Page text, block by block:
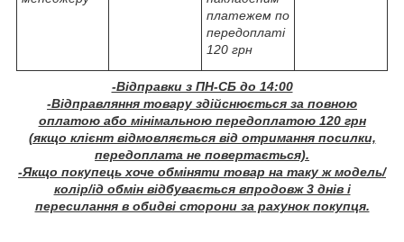
платежем по
передоплаті
120 грн
-Відправки з ПН-СБ до 14:00
-Відправляння товару здійснюється за повною
оплатою або мінімальною передоплатою 120 грн
(якщо клієнт відмовляється від отримання посилки,
передоплата не повертається).
-Якщо покупець хоче обміняти товар на таку ж модель/
колір/ід обмін відбувається впродовж 3 днів і
пересилання в обидві сторони за рахунок покупця.